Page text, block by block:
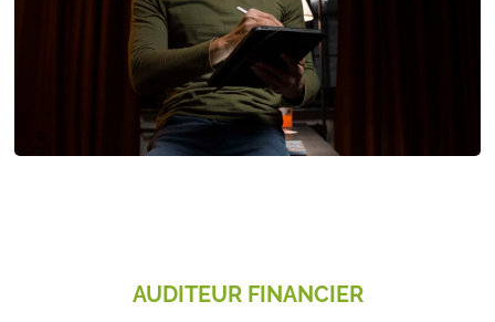
AUDITEUR FINANCIER